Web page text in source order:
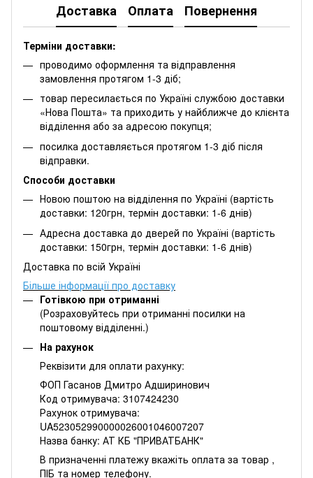
Доставка Оплата Повернення
Терміни доставки:
проводимо оформлення та відправлення
замовлення протягом 1-3 діб;
товар пересилається по Україні службою доставки
«Нова Пошта» та приходить у найближче до клієнта
відділення або за адресою покупця;
посилка доставляється протягом 1-3 діб після
відправки.
Способи доставки
Новою поштою на відділення по Україні (вартість
доставки: 120грн, термін доставки: 1-6 днів)
Адресна доставка до дверей по Україні (вартість
доставки: 150грн, термін доставки: 1-6 днів)
Доставка по всій Україні
Більше інформації про доставку
Готівкою при отриманні
(Розраховуйтесь при отриманні посилки на
поштовому відділенні.)
На рахунок
Реквізити для оплати рахунку:
ФОП Гасанов Дмитро Адширинович
Код отримувача: 3107424230
Рахунок отримувача:
UA523052990000026001046007207
Назва банку: АТ КБ "ПРИВАТБАНК"
В призначенні платежу вкажіть оплата за товар ,
ПІБ та номер телефону.